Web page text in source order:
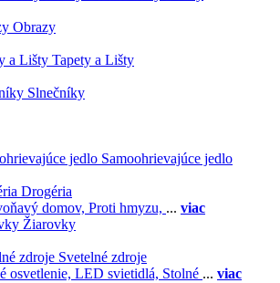
Obrazy
Tapety a Lišty
Slnečníky
Samoohrievajúce jedlo
Drogéria
domov, Proti hmyzu, ... viac
Žiarovky
Svetelné zdroje
osvetlenie, LED svietidlá, Stolné ... viac